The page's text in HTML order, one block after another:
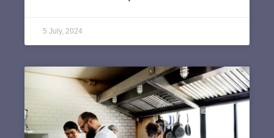
5 July, 2024